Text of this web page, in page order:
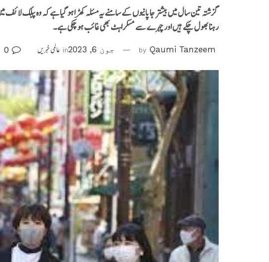
گزشتہ تین سال میں بیشتر جاپانیوں کے سامنے یہ مسئلہ کھڑا ہو گیا ہے کہ وہ پبلک
رہنا بھول چکے ہیں اور چہرے سے مسکراہٹ بھی غائب ہو چکی ہے۔
by Qaumi Tanzeem جون 6, 2023 in عالمی خبریں